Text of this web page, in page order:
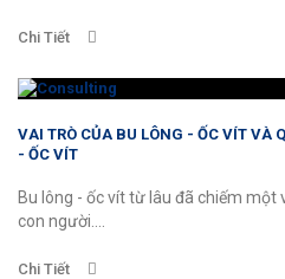
Chi Tiết
VAI TRÒ CỦA BU LÔNG - ỐC VÍT VÀ
- ỐC VÍT
Bu lông - ốc vít từ lâu đã chiếm
con người....
Chi Tiết